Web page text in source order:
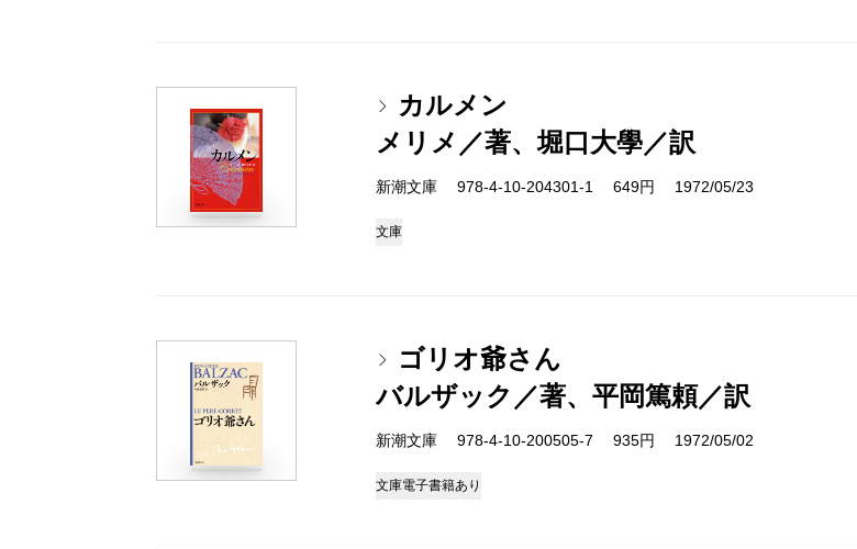
カルメン
メリメ／著、堀口大學／訳
新潮文庫 978-4-10-204301-1 649円 1972/05/23
文庫
ゴリオ爺さん
バルザック／著、平岡篤頼／訳
新潮文庫 978-4-10-200505-7 935円 1972/05/02
文庫電子書籍あり